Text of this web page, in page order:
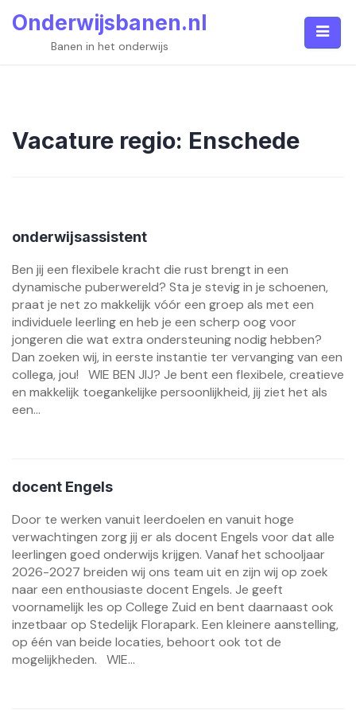
Onderwijsbanen.nl
Banen in het onderwijs
Vacature regio: Enschede
onderwijsassistent
Ben jij een flexibele kracht die rust brengt in een
dynamische puberwereld? Sta je stevig in je schoenen,
praat je net zo makkelijk vóór een groep als met een
individuele leerling en heb je een scherp oog voor
jongeren die wat extra ondersteuning nodig hebben?
Dan zoeken wij, in eerste instantie ter vervanging van een
collega, jou! WIE BEN JIJ? Je bent een flexibele, creatieve
en makkelijk toegankelijke persoonlijkheid, jij ziet het als
een...
docent Engels
Door te werken vanuit leerdoelen en vanuit hoge
verwachtingen zorg jij er als docent Engels voor dat alle
leerlingen goed onderwijs krijgen. Vanaf het schooljaar
2026-2027 breiden wij ons team uit en zijn wij op zoek
naar een enthousiaste docent Engels. Je geeft
voornamelijk les op College Zuid en bent daarnaast ook
inzetbaar op Stedelijk Florapark. Een kleinere aanstelling,
op één van beide locaties, behoort ook tot de
mogelijkheden. WIE...